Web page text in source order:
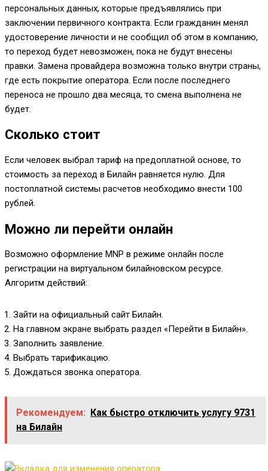
персональных данных, которые предъявлялись при
заключении первичного контракта. Если гражданин менял
удостоверение личности и не сообщил об этом в компанию,
то переход будет невозможен, пока не будут внесены
правки. Замена провайдера возможна только внутри страны,
где есть покрытие оператора. Если после последнего
переноса не прошло два месяца, то смена выполнена не
будет.
Сколько стоит
Если человек выбрал тариф на предоплатной основе, то
стоимость за переход в Билайн равняется нулю. Для
постоплатной системы расчетов необходимо внести 100
рублей.
Можно ли перейти онлайн
Возможно оформление MNP в режиме онлайн после
регистрации на виртуальном билайновском ресурсе.
Алгоритм действий:
Зайти на официальный сайт Билайн.
На главном экране выбрать раздел «Перейти в Билайн».
Заполнить заявление.
Выбрать тарификацию.
Дождаться звонка оператора.
Рекомендуем:
Как быстро отключить услугу 9731
на Билайн